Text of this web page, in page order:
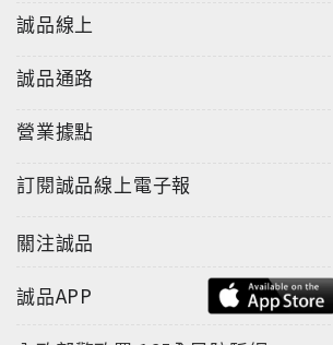
誠品線上
誠品通路
營業據點
訂閱誠品線上電子報
關注誠品
誠品APP